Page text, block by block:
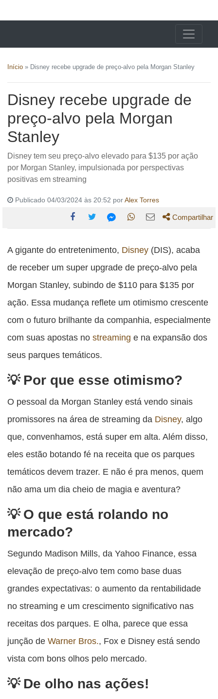
Início » Disney recebe upgrade de preço-alvo pela Morgan Stanley
Disney recebe upgrade de
preço-alvo pela Morgan
Stanley
Disney tem seu preço-alvo elevado para $135 por ação
por Morgan Stanley, impulsionada por perspectivas
positivas em streaming
Publicado 04/03/2024 às 20:52 porAlex Torres
esta esta
publicação
esta
publicação
esta
publicação
WhatsApp
esta
publicação
Compartilhar
A gigante do entretenimento, Disney (DIS), acaba
de receber um super upgrade de preço-alvo pela
Morgan Stanley, subindo de $110 para $135 por
ação. Essa mudança reflete um otimismo crescente
com o futuro brilhante da companhia, especialmente
com suas apostas no streaming e na expansão dos
seus parques temáticos.
Por que esse otimismo?
O pessoal da Morgan Stanley está vendo sinais
promissores na área de streaming da Disney, algo
que, convenhamos, está super em alta. Além disso,
eles estão botando fé na receita que os parques
temáticos devem trazer. E não é pra menos, quem
não ama um dia cheio de magia e aventura?
O que está rolando no
mercado?
Segundo Madison Mills, da Yahoo Finance, essa
elevação de preço-alvo tem como base duas
grandes expectativas: o aumento da rentabilidade
no streaming e um crescimento significativo nas
receitas dos parques. E olha, parece que essa
junção de Warner Bros., Fox e Disney está sendo
vista com bons olhos pelo mercado.
De olho nas ações!